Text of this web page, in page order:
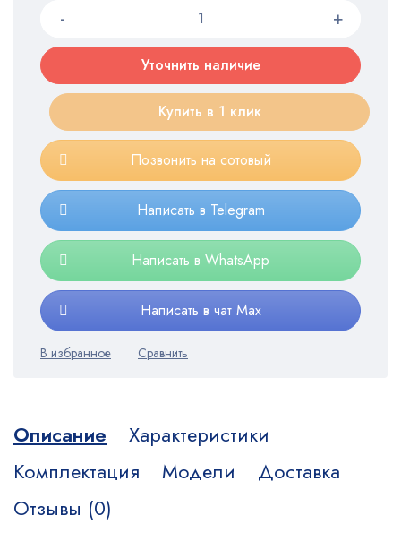
Уточнить наличие
Купить в 1 клик
Позвонить на сотовый
Написать в Telegram
Написать в WhatsApp
Написать в чат Max
Описание
Характеристики
Комплектация
Модели
Доставка
Отзывы (0)